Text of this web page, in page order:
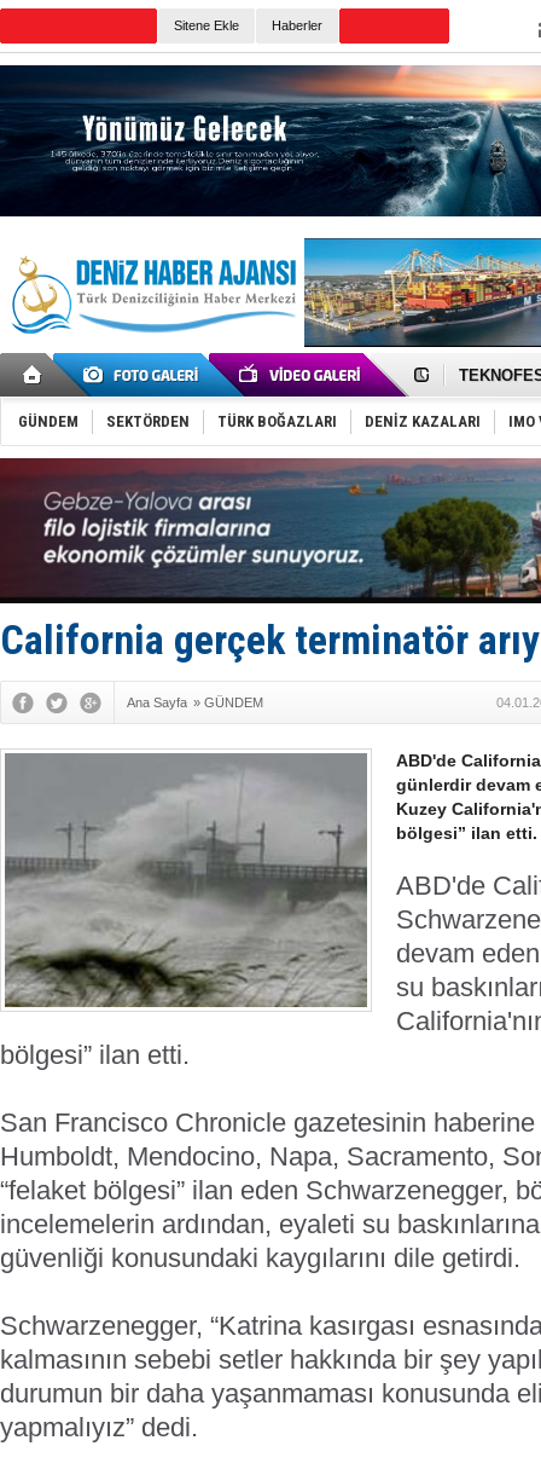
Sitene Ekle Haberler
TAYK -
Tersane
İngiliz
FESCO,
DESE,
35 milyon
İnsansız
Yüzyıl
Anadolu
Derince,
İTU AUV,
GÜNDEM SEKTÖRDEN TÜRK BOĞAZLARI DENİZ KAZALARI IMO
California gerçek terminatör
Ana Sayfa » GÜNDEM
ABD'de
günlerdir devam
Kuzey
bölgesi” ilan etti.
ABD'de
devam
su
bölgesi” ilan etti.
San Francisco Chronicle gazetesinin
Humboldt, Mendocino, Napa, Sacramento,
“felaket bölgesi” ilan eden Schwarzenegger,
incelemelerin ardından, eyaleti su
güvenliği konusundaki kaygılarını dile getirdi.
Schwarzenegger, “Katrina kasırgası
kalmasının sebebi setler hakkında bir şey
durumun bir daha yaşanmaması konusunda
yapmalıyız” dedi.